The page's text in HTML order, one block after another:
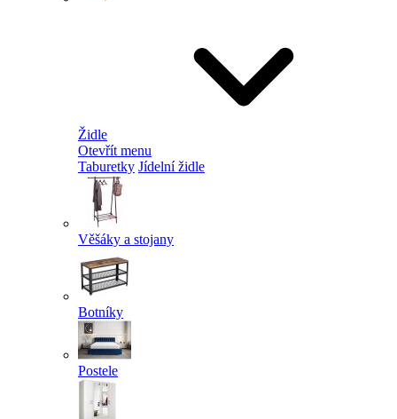
Židle
Otevřít menu
Taburetky Jídelní židle
Věšáky a stojany
Botníky
Postele